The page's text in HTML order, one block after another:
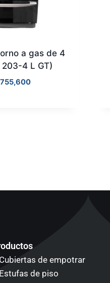
a gas de 4
203-4 L GT)
Cubiertas de empotrar
Estufas de piso